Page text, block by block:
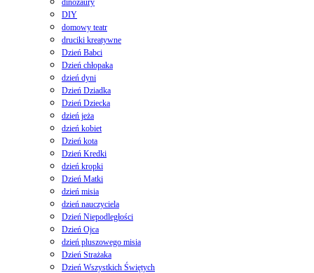
DIY
domowy teatr
druciki kreatywne
Dzień Babci
Dzień chłopaka
dzień dyni
Dzień Dziadka
Dzień Dziecka
dzień jeża
dzień kobiet
Dzień kota
Dzień Kredki
dzień kropki
Dzień Matki
dzień misia
dzień nauczyciela
Dzień Niepodległości
Dzień Ojca
dzień pluszowego misia
Dzień Strażaka
Dzień Wszystkich Świętych